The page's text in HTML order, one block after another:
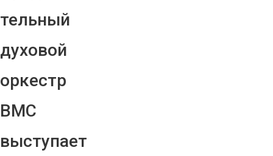
тельный
духовой
оркестр
ВМС
выступает